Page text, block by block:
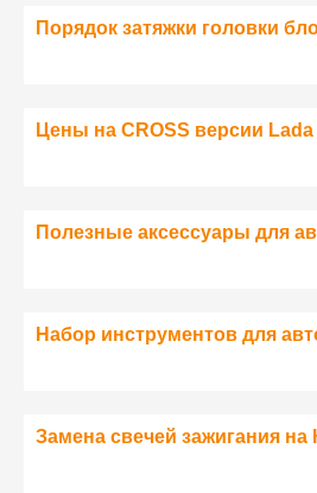
Порядок затяжки головки
Цены на CROSS версии Lada
Полезные аксессуары для
Набор инструментов для
Замена свечей зажигания на